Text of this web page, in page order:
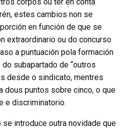
estes cambios non se
en función de que se
extraordinario ou do concurso
a puntuación pola formación
subapartado de “outros
desde o sindicato, mentres
dous puntos sobre cinco, o que
e discriminatorio.
introduce outra novidade que